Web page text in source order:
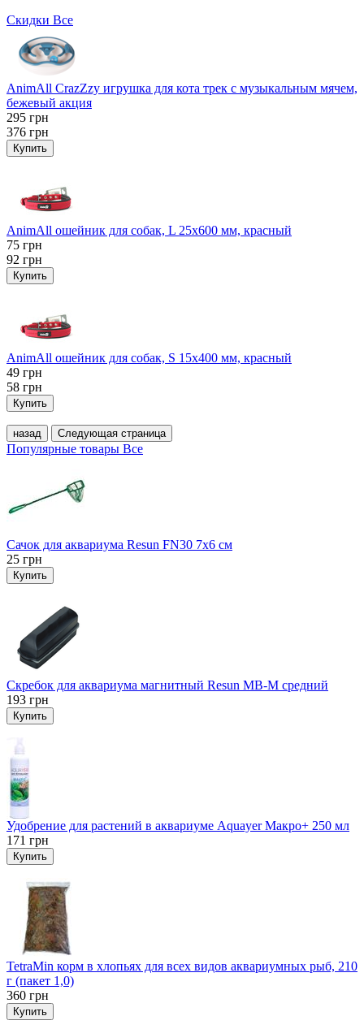
Скидки Все
AnimAll CrazZzy игрушка для кота трек с музыкальным мячем,
бежевый акция
295 грн
376 грн
Купить
AnimAll ошейник для собак, L 25x600 мм, красный
75 грн
92 грн
Купить
AnimAll ошейник для собак, S 15х400 мм, красный
49 грн
58 грн
Купить
назад Следующая страница
Популярные товары Все
Сачок для аквариума Resun FN30 7х6 см
25 грн
Купить
Скребок для аквариума магнитный Resun MB-M средний
193 грн
Купить
Удобрение для растений в аквариуме Aquayer Макро+ 250 мл
171 грн
Купить
TetraMin корм в хлопьях для всех видов аквариумных рыб, 210
г (пакет 1,0)
360 грн
Купить